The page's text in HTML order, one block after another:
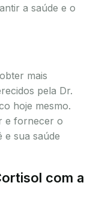
a saúde e o
mais
pela Dr.
hoje mesmo.
e fornecer o
e sua saúde
com a